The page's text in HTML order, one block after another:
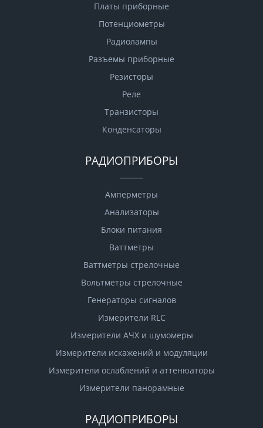
Платы приборные
Потенциометры
Радиолампы
Разъемы приборные
Резисторы
Реле
Транзисторы
Конденсаторы
РАДИОПРИБОРЫ
Амперметры
Анализаторы
Блоки питания
Ваттметры
Ваттметры стрелочные
Вольтметры стрелочные
Генераторы сигналов
Измерители RLC
Измерители АЧХ и шумомеры
Измерители искажений и модуляции
Измерители ослаблений и аттенюаторы
Измерители панорамные
РАДИОПРИБОРЫ